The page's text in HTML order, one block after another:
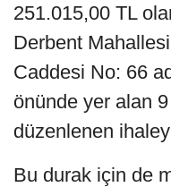
251.015,00 TL
Derbent
Caddesi No: 66
önünde yer alan
düzenlenen
Bu durak için de